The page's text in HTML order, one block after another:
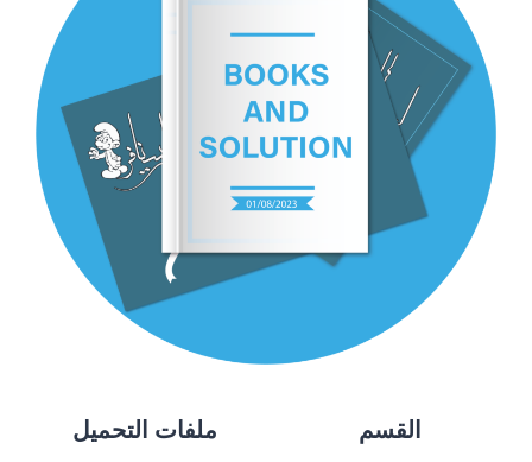
القسم ملفات التحميل